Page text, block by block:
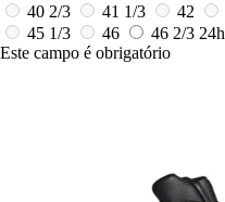
40 2/3
41 1/3 42
45 1/3
46 46 2/3 24h
Este campo é obrigatório